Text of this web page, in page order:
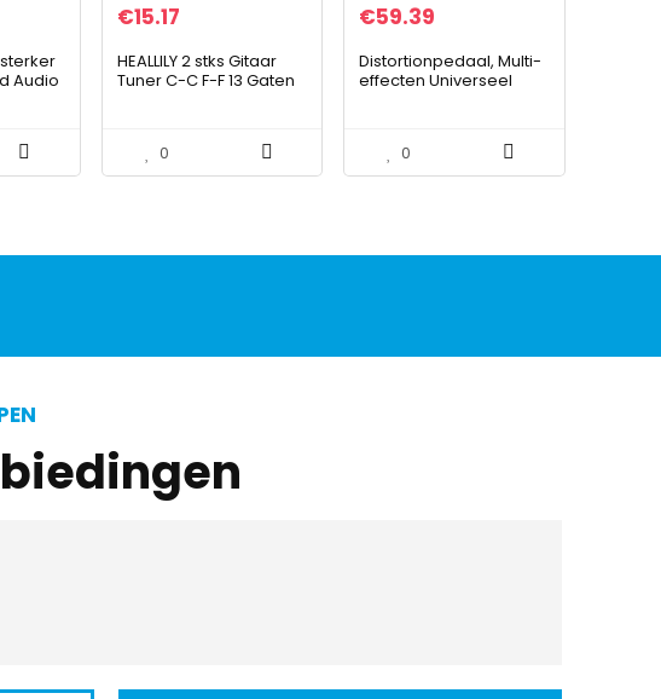
Audio
€15.17
HEALLILY 2 stks Gitaar
Tuner C-C F-F 13 Gaten
Elektrische…
0
€59.39
Distortionpedaal, Multi-
effecten Universeel
al voor muzikant voor
gitaar en bas
0